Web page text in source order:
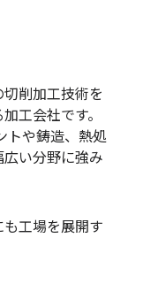
削加工技術を
工会社です。
トや鋳造、熱処
い分野に強み
工場を展開す